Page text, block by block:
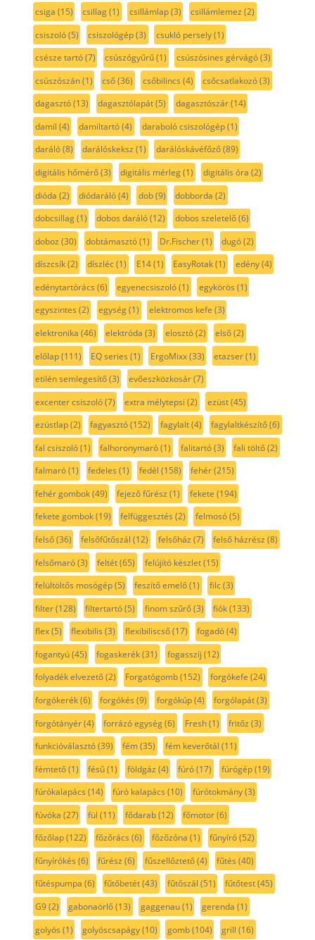
csiga (15) csillag(1) csillámlap(3) csillámlemez (2)
csiszoló(5) csiszológép(3) csukló persely(1)
csésze tartó(7) csúszógyűrű(1) csúszósines gérvágó(3)
csúszószán(1) cső(36) csőbilincs (4) csőcsatlakozó(3)
dagasztó(13) dagasztólapát(5) dagasztószár(14)
damil (4) damiltartó(4) daraboló csiszológép(1)
daráló(8) darálóskeksz (1) darálóskávéfőző(89)
digitális hőmérő(3) digitális mérleg(1) digitális óra (2)
dióda (2) diódaráló(4) dob(9) dobborda (2)
dobcsillag(1) dobos daráló(12) dobos szeletelő(6)
doboz (30) dobtámasztó(1) Dr.Fischer(1) dugó(2)
díszcsík(2) díszléc(1) E14(1) EasyRotak(1) edény(4)
edénytartórács (6) egyenecsiszoló(1) egykörös (1)
egyszintes (2) egység(1) elektromos kefe (3)
elektronika (46) elektróda (3) elosztó(2) első(2)
előlap(111) EQ series (1) ErgoMixx(33) etazser(1)
etilén semlegesítő(3) evőeszközkosár(7)
excenter csiszoló(7) extra mélytepsi (2) ezüst(45)
ezüstlap(2) fagyasztó(152) fagylalt(4) fagylaltkészítő(6)
fal csiszoló(1) falhoronymaró(1) falitartó(3) fali töltő(2)
falmaró(1) fedeles (1) fedél (158) fehér(215)
fehér gombok(49) fejező fűrész (1) fekete (194)
fekete gombok(19) felfüggesztés (2) felmosó(5)
felső(36) felsőfűtőszál (12) felsőház (7) felső házrész (8)
felsőmaró(3) feltét(65) felújító készlet(15)
felültöltős mosógép(5) feszítő emelő(1) filc(3)
filter(128) filtertartó(5) finom szűrő(3) fiók(133)
flex(5) flexibilis (3) flexibiliscső(17) fogadó(4)
fogantyú(45) fogaskerék(31) fogasszíj (12)
folyadék elvezető(2) Forgatógomb(152) forgókefe (24)
forgókerék(6) forgókés (9) forgókúp(4) forgólapát(3)
forgótányér(4) forrázó egység(6) Fresh(1) fritőz (3)
funkcióválasztó(39) fém(35) fém keverőtál (11)
fémtető(1) fésű(1) földgáz (4) fúró(17) fúrógép(19)
fúrókalapács (14) fúró kalapács (10) fúrótokmány(3)
fúvóka (27) fül (11) fődarab(12) főmotor(6)
főzőlap(122) főzőrács (6) főzőzóna (1) fűnyíró(52)
fűnyírókés (6) fűrész (6) fűszellőztető(4) fűtés (40)
fűtéspumpa (6) fűtőbetét(43) fűtőszál (51) fűtőtest(45)
G9(2) gabonaörlő(13) gaggenau(1) gerenda (1)
golyós (1) golyóscsapágy(10) gomb(104) grill (16)